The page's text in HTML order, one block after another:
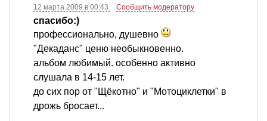
12 марта 2009 в 00:43
Сообщить модератору
спасибо:)
профессионально, душевно
"Декаданс" ценю необыкновенно.
альбом любимый. особенно активно
слушала в 14-15 лет.
до сих пор от "Щёкотно" и "Мотоциклетки" в
дрожь бросает...